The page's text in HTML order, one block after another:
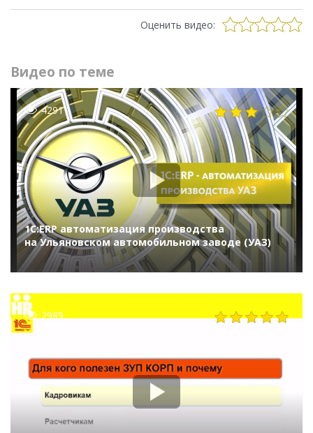
Оценить видео:
Видео по теме
4291
1С:ERP автоматизация производства
на Ульяновском автомобильном заводе (УАЗ)
2989